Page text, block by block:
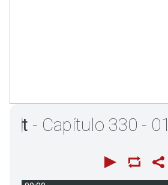
- Capítulo 330 - 01-